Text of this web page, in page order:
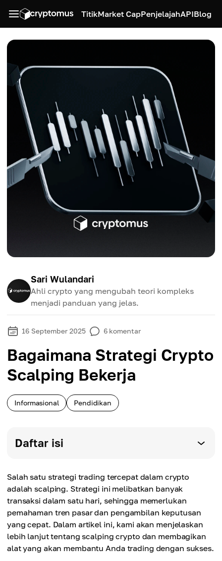
TitikMarket CapPenjelajahAPIBlog
Sari Wulandari
Ahli crypto yang mengubah teori kompleks
menjadi panduan yang jelas.
16 September 2025 6 komentar
Bagaimana Strategi Crypto
Scalping Bekerja
Informasional Pendidikan
Daftar isi
Salah satu strategi trading tercepat dalam crypto
adalah scalping. Strategi ini melibatkan banyak
transaksi dalam satu hari, sehingga memerlukan
pemahaman tren pasar dan pengambilan keputusan
yang cepat. Dalam artikel ini, kami akan menjelaskan
lebih lanjut tentang scalping crypto dan membagikan
alat yang akan membantu Anda trading dengan sukses.